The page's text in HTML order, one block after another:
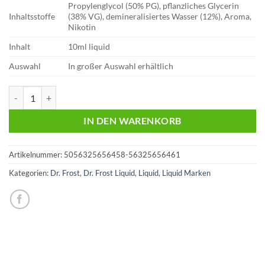
Inhaltsstoffe
Propylenglycol (50% PG), pflanzliches Glycerin
(38% VG), demineralisiertes Wasser (12%), Aroma,
Nikotin
Inhalt
10ml liquid
Auswahl
In großer Auswahl erhältlich
IN DEN WARENKORB
Artikelnummer: 5056325656458-56325656461
Kategorien: Dr. Frost, Dr. Frost Liquid, Liquid, Liquid Marken